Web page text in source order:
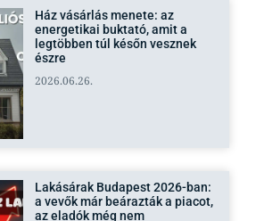
Ház vásárlás menete: az
energetikai buktató, amit a
legtöbben túl későn vesznek
észre
2026.06.26.
Lakásárak Budapest 2026-ban:
a vevők már beárazták a piacot,
az eladók még nem